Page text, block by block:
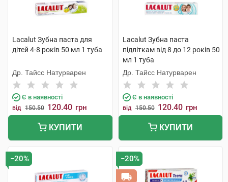
Lacalut Зубна паста для
дітей 4-8 років 50 мл 1 туба
Др. Тайсс Натурварен
Є в наявності
від 150.50 120.40 грн
КУПИТИ
Lacalut Зубна паста
підліткам від 8 до 12 років 50
мл 1 туба
Др. Тайсс Натурварен
Є в наявності
від 150.50 120.40 грн
КУПИТИ
−20% −20%